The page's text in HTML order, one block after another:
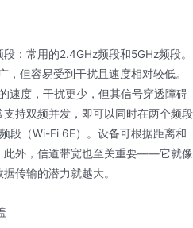
：常用的2.4GHz频段和5GHz频段。
但容易受到干扰且速度相对较低。
速度，干扰更少，但其信号穿透障碍
持双频并发，即可以同时在两个频段
段（Wi-Fi 6E）。设备可根据距离和
此外，信道带宽也至关重要——它就像
传输的潜力就越大。